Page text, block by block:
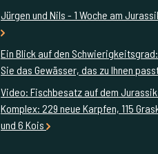
Jürgen und Nils - 1 Woche am
Ein Blick auf den
Sie das Gewässer, das zu Ihnen
Video: Fischbesatz auf dem
Komplex: 229 neue Karpfen, 115
und 6 Kois